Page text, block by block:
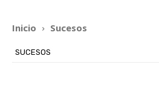
Inicio Sucesos
SUCESOS